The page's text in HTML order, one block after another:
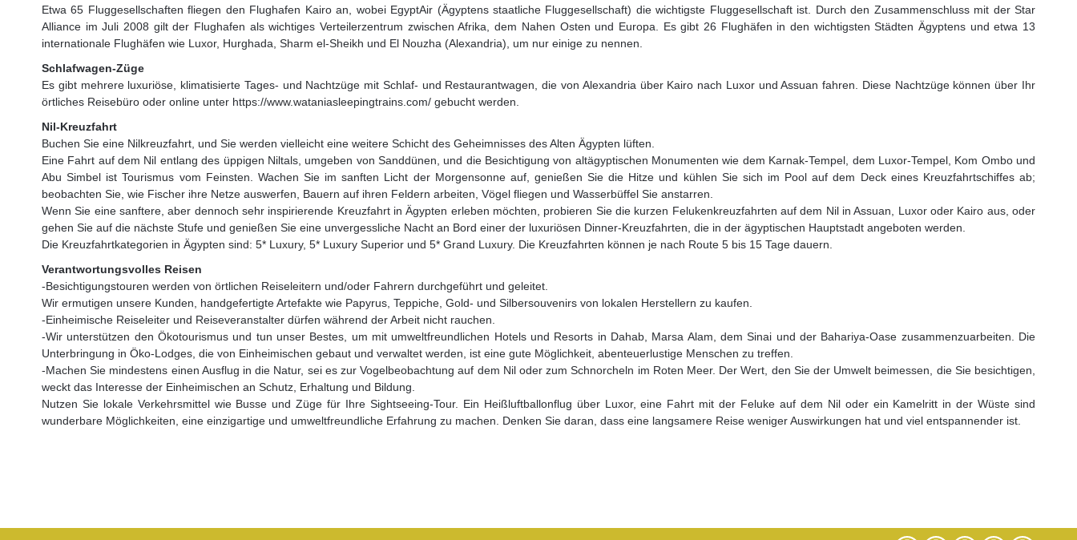
Etwa 65 Fluggesellschaften fliegen den Flughafen Kairo an, wobei EgyptAir (Ägyptens staatliche Fluggesellschaft) die wichtigste Fluggesellschaft ist. Durch den Zusammenschluss mit der Star
Alliance im Juli 2008 gilt der Flughafen als wichtiges Verteilerzentrum zwischen Afrika, dem Nahen Osten und Europa. Es gibt 26 Flughäfen in den wichtigsten Städten Ägyptens und etwa 13
internationale Flughäfen wie Luxor, Hurghada, Sharm el-Sheikh und El Nouzha (Alexandria), um nur einige zu nennen.
Schlafwagen-Züge
Es gibt mehrere luxuriöse, klimatisierte Tages- und Nachtzüge mit Schlaf- und Restaurantwagen, die von Alexandria über Kairo nach Luxor und Assuan fahren. Diese Nachtzüge können über Ihr
örtliches Reisebüro oder online unter https://www.wataniasleepingtrains.com/ gebucht werden.
Nil-Kreuzfahrt
Buchen Sie eine Nilkreuzfahrt, und Sie werden vielleicht eine weitere Schicht des Geheimnisses des Alten Ägypten lüften.
Eine Fahrt auf dem Nil entlang des üppigen Niltals, umgeben von Sanddünen, und die Besichtigung von altägyptischen Monumenten wie dem Karnak-Tempel, dem Luxor-Tempel, Kom Ombo und
Abu Simbel ist Tourismus vom Feinsten. Wachen Sie im sanften Licht der Morgensonne auf, genießen Sie die Hitze und kühlen Sie sich im Pool auf dem Deck eines Kreuzfahrtschiffes ab;
beobachten Sie, wie Fischer ihre Netze auswerfen, Bauern auf ihren Feldern arbeiten, Vögel fliegen und Wasserbüffel Sie anstarren.
Wenn Sie eine sanftere, aber dennoch sehr inspirierende Kreuzfahrt in Ägypten erleben möchten, probieren Sie die kurzen Felukenkreuzfahrten auf dem Nil in Assuan, Luxor oder Kairo aus, oder
gehen Sie auf die nächste Stufe und genießen Sie eine unvergessliche Nacht an Bord einer der luxuriösen Dinner-Kreuzfahrten, die in der ägyptischen Hauptstadt angeboten werden.
Die Kreuzfahrtkategorien in Ägypten sind: 5* Luxury, 5* Luxury Superior und 5* Grand Luxury. Die Kreuzfahrten können je nach Route 5 bis 15 Tage dauern.
Verantwortungsvolles Reisen
-Besichtigungstouren werden von örtlichen Reiseleitern und/oder Fahrern durchgeführt und geleitet.
Wir ermutigen unsere Kunden, handgefertigte Artefakte wie Papyrus, Teppiche, Gold- und Silbersouvenirs von lokalen Herstellern zu kaufen.
-Einheimische Reiseleiter und Reiseveranstalter dürfen während der Arbeit nicht rauchen.
-Wir unterstützen den Ökotourismus und tun unser Bestes, um mit umweltfreundlichen Hotels und Resorts in Dahab, Marsa Alam, dem Sinai und der Bahariya-Oase zusammenzuarbeiten. Die
Unterbringung in Öko-Lodges, die von Einheimischen gebaut und verwaltet werden, ist eine gute Möglichkeit, abenteuerlustige Menschen zu treffen.
-Machen Sie mindestens einen Ausflug in die Natur, sei es zur Vogelbeobachtung auf dem Nil oder zum Schnorcheln im Roten Meer. Der Wert, den Sie der Umwelt beimessen, die Sie besichtigen,
weckt das Interesse der Einheimischen an Schutz, Erhaltung und Bildung.
Nutzen Sie lokale Verkehrsmittel wie Busse und Züge für Ihre Sightseeing-Tour. Ein Heißluftballonflug über Luxor, eine Fahrt mit der Feluke auf dem Nil oder ein Kamelritt in der Wüste sind
wunderbare Möglichkeiten, eine einzigartige und umweltfreundliche Erfahrung zu machen. Denken Sie daran, dass eine langsamere Reise weniger Auswirkungen hat und viel entspannender ist.